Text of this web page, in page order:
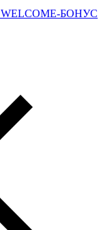
WELCOME-БОНУС